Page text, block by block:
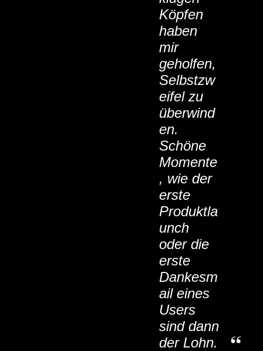
Köpfen
haben
mir
geholfen,
Selbstzw
eifel zu
überwind
en.
Schöne
Momente
, wie der
erste
Produktla
unch
oder die
erste
Dankesm
ail eines
Users
sind dann
der Lohn.